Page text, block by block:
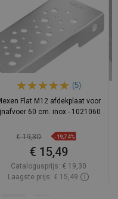
(5)
Flat M12 afdekplaat voor
60 cm. inox - 1021060
€ 19,30 -19,74%
€ 15,49
Catalogusprijs: € 19,30
Laagste prijs: € 15,49